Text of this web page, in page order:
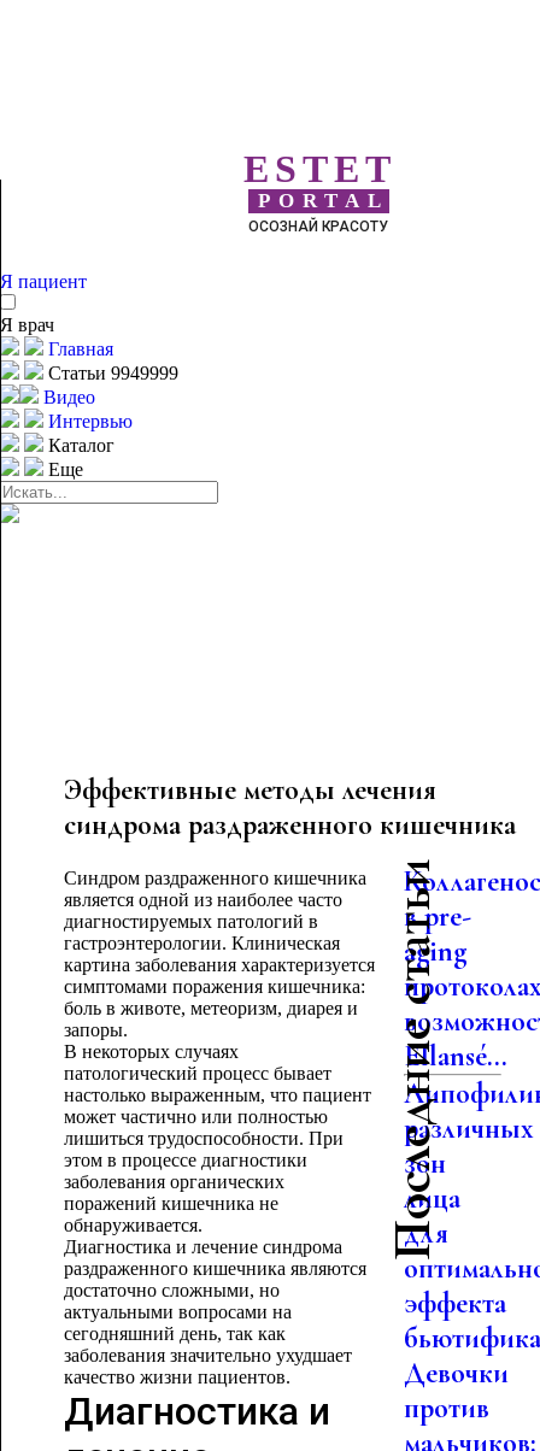
ESTET
PORTAL
ОСОЗНАЙ КРАСОТУ
Я пациент
Я врач
Главная
Статьи 9949999
Видео
Интервью
Каталог
Еще
Эффективные методы лечения
синдрома раздраженного кишечника
Синдром раздраженного кишечника
является одной из наиболее часто
диагностируемых патологий в
гастроэнтерологии. Клиническая
картина заболевания характеризуется
симптомами поражения кишечника:
боль в животе, метеоризм, диарея и
запоры.
В некоторых случаях
патологический процесс бывает
настолько выраженным, что пациент
может частично или полностью
лишиться трудоспособности. При
этом в процессе диагностики
заболевания органических
поражений кишечника не
обнаруживается.
Диагностика и лечение синдрома
раздраженного кишечника являются
достаточно сложными, но
актуальными вопросами на
сегодняшний день, так как
заболевания значительно ухудшает
качество жизни пациентов.
Диагностика и
Последние статьи
в pre-
aging
Ellansé...
различных
зон
лица
для
эффекта
Девочки
против
мальчиков: